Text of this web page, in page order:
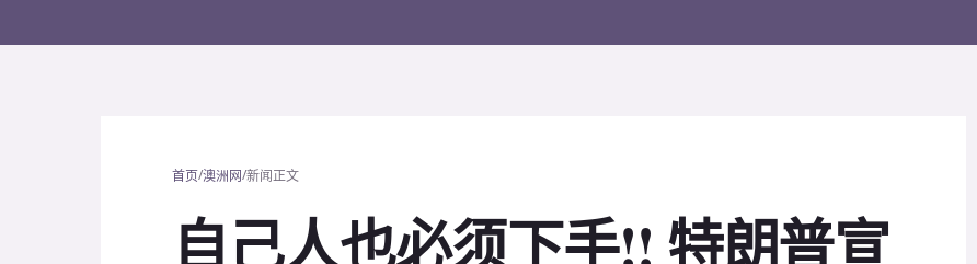
首页/澳洲网/新闻正文
自己人也必须下手!! 特朗普宣